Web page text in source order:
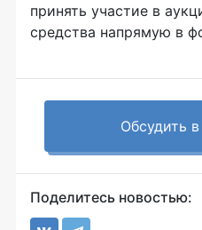
принять участие в
средства напрямую в
Обсудить
Поделитесь новостью: